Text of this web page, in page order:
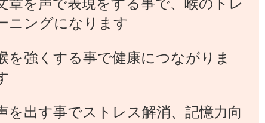
章を声で表現をする事で、喉のトレ
ニングになります
を強くする事で健康につながりま
を出す事でストレス解消、記憶力向